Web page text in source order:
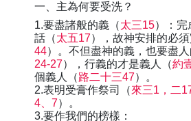
一、主為何要受洗？
1.要盡諸般的義（太三15）：完
話（太五17），故神安排的必
44）。不但盡神的義，也要盡
24-27），行義的才是義人（約
個義人（路二十三47）。
2.表明受膏作祭司（來三1，二
4、7）。
3.要作我們的榜樣：